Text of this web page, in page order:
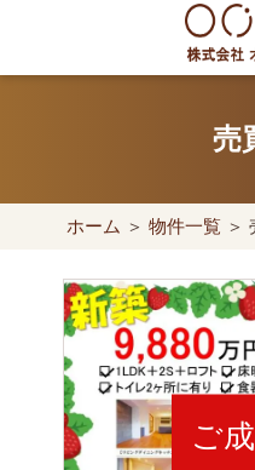
content
世田
地
売
ホーム ＞物件一覧 ＞
ご